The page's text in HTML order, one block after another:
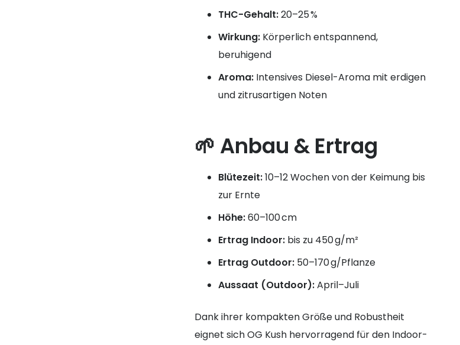
THC-Gehalt:20–25 %
Wirkung:Körperlich entspannend,
beruhigend
Aroma:Intensives Diesel-Aroma mit erdigen
und zitrusartigen Noten
🌱 Anbau & Ertrag
Blütezeit:10–12 Wochen von der Keimung bis
zur Ernte
Höhe:60–100 cm
Ertrag Indoor:bis zu 450 g/m²
Ertrag Outdoor:50–170 g/Pflanze
Aussaat (Outdoor):April–Juli
Dank ihrer kompakten Größe und Robustheit
eignet sich OG Kush hervorragend für den Indoor-